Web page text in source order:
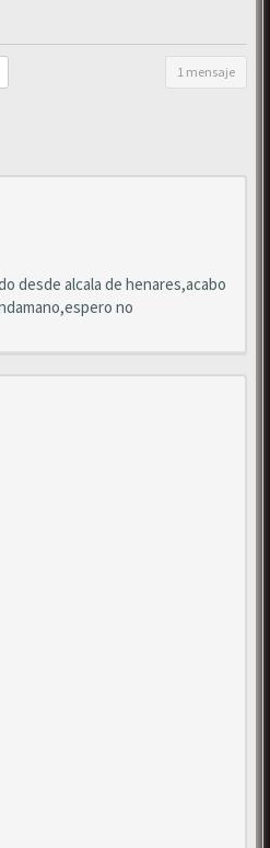
1 mensaje
desde alcala de henares,acabo
no